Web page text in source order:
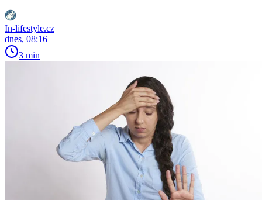
In-lifestyle.cz
dnes, 08:16
3 min